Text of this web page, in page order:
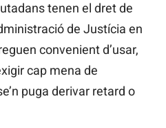
tenen el dret de
de Justícia en
convenient d’usar,
cap mena de
puga derivar retard o